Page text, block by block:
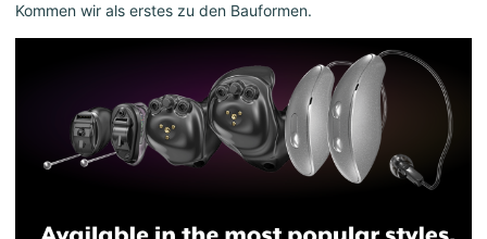
Kommen wir als erstes zu den Bauformen.